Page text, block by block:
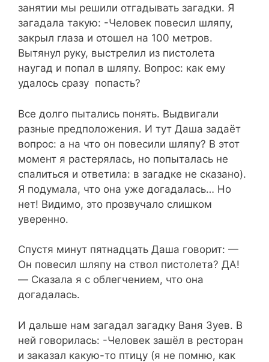
занятии мы решили отгадывать загадки. Я
загадала такую: -Человек повесил шляпу,
закрыл глаза и отошел на 100 метров.
Вытянул руку, выстрелил из пистолета
наугад и попал в шляпу. Вопрос: как ему
удалось сразу попасть?
Все долго пытались понять. Выдвигали
разные предположения. И тут Даша задаёт
вопрос: а на что он повесили шляпу? В этот
момент я растерялась, но попыталась не
спалиться и ответила: в загадке не сказано).
Я подумала, что она уже догадалась… Но
нет! Видимо, это прозвучало слишком
уверенно.
Спустя минут пятнадцать Даша говорит: —
Он повесил шляпу на ствол пистолета? ДА!
— Сказала я с облегчением, что она
догадалась.
И дальше нам загадал загадку Ваня Зуев. В
ней говорилась: -Человек зашёл в ресторан
и заказал какую-то птицу (я не помню, как